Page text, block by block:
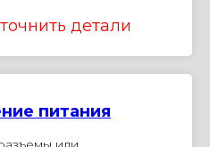
детали
питания